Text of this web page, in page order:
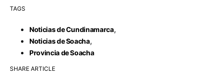
TAGS
Noticias de Cundinamarca,
Noticias de Soacha,
Provincia de Soacha
SHARE ARTICLE